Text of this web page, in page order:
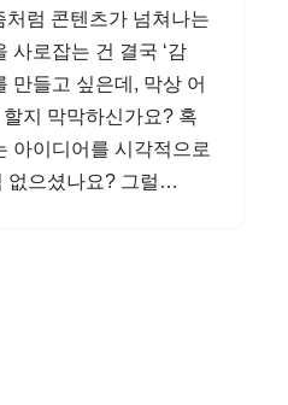
처럼 콘텐츠가 넘쳐나는
사로잡는 건 결국 ‘감
만들고 싶은데, 막상 어
지 막막하신가요? 혹
아이디어를 시각적으로
없으셨나요? 그럴…